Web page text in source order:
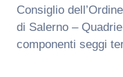
Consiglio
di Salerno –
componenti seggi